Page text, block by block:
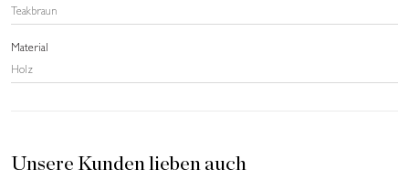
Teakbraun
Material
Holz
Unsere Kunden lieben auch